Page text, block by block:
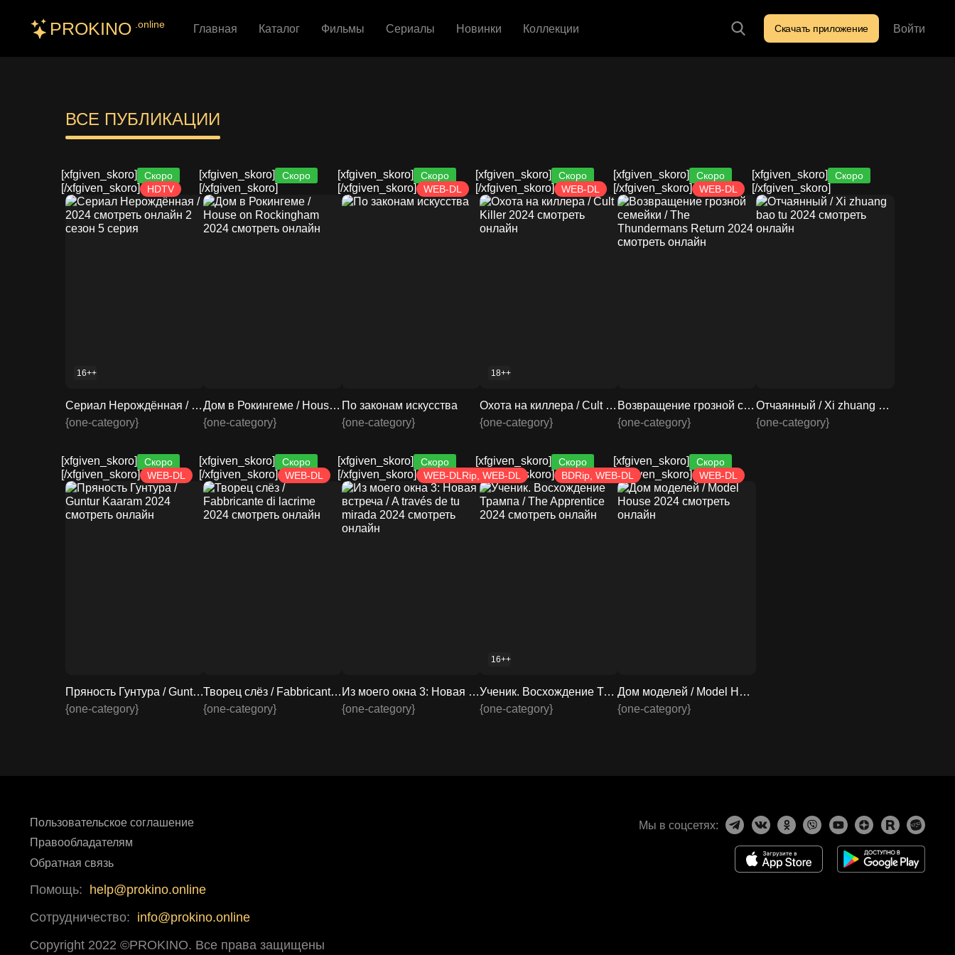
PROKINO .online Главная Каталог Фильмы Сериалы Новинки Коллекции Скачать приложение Войти
ВСЕ ПУБЛИКАЦИИ
[xfgiven_skoro] Скоро
[/xfgiven_skoro] HDTV
16++
Сериал Нерождённая / 2024 смотреть онлайн 2 сезон 5 серия
{one-category}
[xfgiven_skoro] Скоро
[/xfgiven_skoro]
Дом в Рокингеме / House on Rockingham 2024 смотреть онлайн
{one-category}
[xfgiven_skoro] Скоро
[/xfgiven_skoro] WEB-DL
По законам искусства
{one-category}
[xfgiven_skoro] Скоро
[/xfgiven_skoro] WEB-DL
18++
Охота на киллера / Cult Killer 2024 смотреть онлайн
{one-category}
[xfgiven_skoro] Скоро
[/xfgiven_skoro] WEB-DL
Возвращение грозной семейки / The Thundermans Return 2024 смотреть онлайн
{one-category}
[xfgiven_skoro] Скоро
[/xfgiven_skoro]
Отчаянный / Xi zhuang bao tu 2024 смотреть онлайн
{one-category}
[xfgiven_skoro] Скоро
[/xfgiven_skoro] WEB-DL
Пряность Гунтура / Guntur Kaaram 2024 смотреть онлайн
{one-category}
[xfgiven_skoro] Скоро
[/xfgiven_skoro] WEB-DL
Творец слёз / Fabbricante di lacrime 2024 смотреть онлайн
{one-category}
[xfgiven_skoro] Скоро
[/xfgiven_skoro] WEB-DLRip, WEB-DL
Из моего окна 3: Новая встреча / A través de tu mirada 2024 смотреть онлайн
{one-category}
[xfgiven_skoro] Скоро
[/xfgiven_skoro] BDRip, WEB-DL
16++
Ученик. Восхождение Трампа / The Apprentice 2024 смотреть онлайн
{one-category}
[xfgiven_skoro] Скоро
[/xfgiven_skoro] WEB-DL
Дом моделей / Model House 2024 смотреть онлайн
{one-category}
Пользовательское соглашение
Правообладателям
Обратная связь
Помощь:
help@prokino.online
Сотрудничество: info@prokino.online
Copyright 2022 ©PROKINO. Все права защищены
Мы в соцсетях: